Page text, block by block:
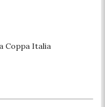
Coppa Italia